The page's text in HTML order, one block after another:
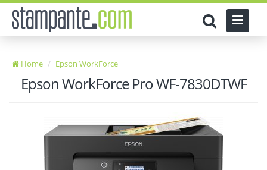
Home Epson WorkForce
Epson WorkForce Pro WF-7830DTWF